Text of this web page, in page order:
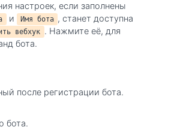
настроек, если заполнены
и Имя бота , станет доступна
вебхук . Нажмите её, для
бота.
после регистрации бота.
бота.